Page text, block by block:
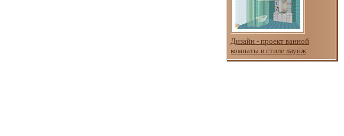
Дизайн - проект ванной
комнаты в стиле лаунж